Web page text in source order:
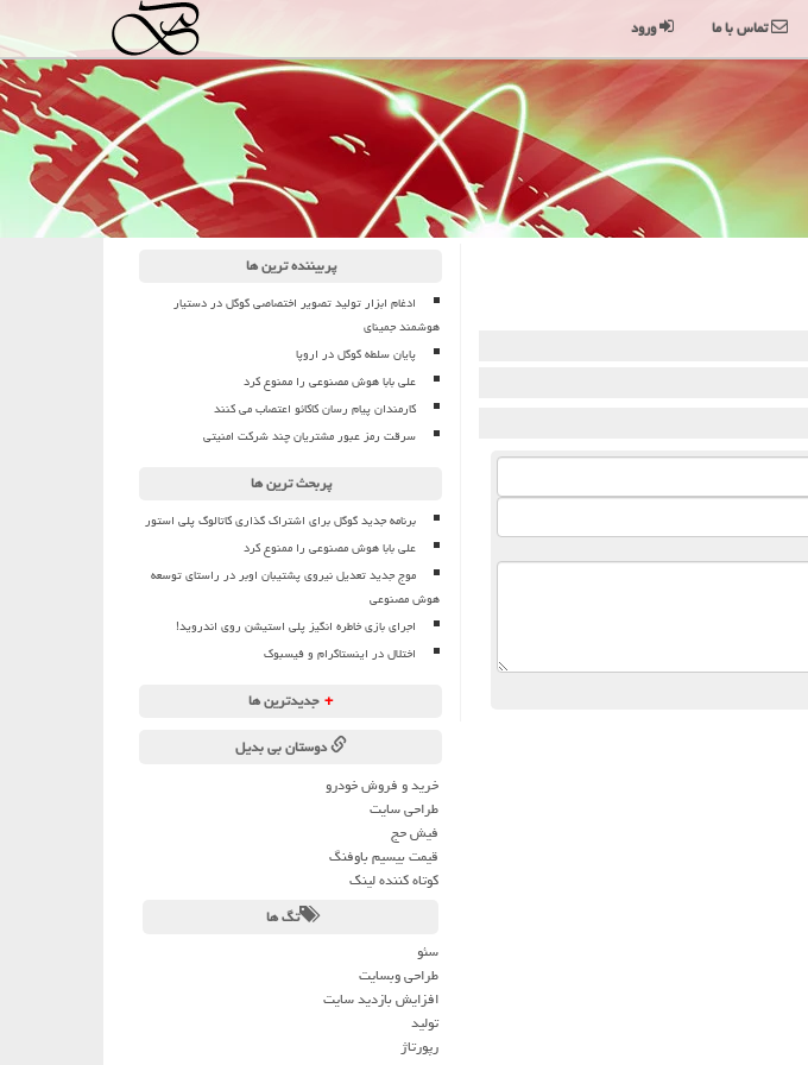
پربیننده ترین ها
ادغام ابزار تولید تصویر اختصاصی گوگل در دستیار
هوشمند جمینای
پایان سلطه گوگل در اروپا
علی بابا هوش مصنوعی را ممنوع کرد
کارمندان پیام رسان کاکائو اعتصاب می کنند
سرقت رمز عبور مشتریان چند شرکت امنیتی
پربحث ترین ها
برنامه جدید گوگل برای اشتراک گذاری کاتالوگ پلی استور
علی بابا هوش مصنوعی را ممنوع کرد
موج جدید تعدیل نیروی پشتیبان اوبر در راستای توسعه
هوش مصنوعی
اجرای بازی خاطره انگیز پلی استیشن روی اندروید!
اختلال در اینستاگرام و فیسبوک
+ جدیدترین ها
دوستان بی بدیل
خرید و فروش خودرو
طراحی سایت
فیش حج
قیمت بیسیم باوفنگ
کوتاه کننده لینک
تگ ها
سئو
طراحی وبسایت
افزایش بازدید سایت
تولید
رپورتاژ
تماس با ما ورود